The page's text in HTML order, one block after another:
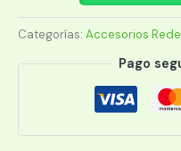
CALOR
ESTANDAR
P39994-
Categorías: Accesorios
Pago